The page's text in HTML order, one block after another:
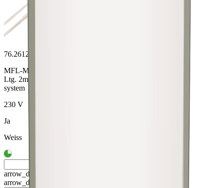
76.26120.00
MFL-Montagefassung GX53
Ltg. 2m mit Round HV-Stecksy-
system
230 V
Ja
Weiss
arrow_drop_up
arrow_drop_down